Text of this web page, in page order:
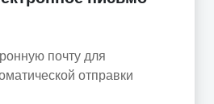
почту для
отправки